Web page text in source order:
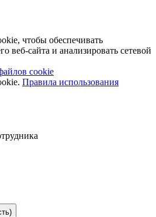
чтобы обеспечивать
веб-сайта и анализировать сетевой
cookie
Правила использования